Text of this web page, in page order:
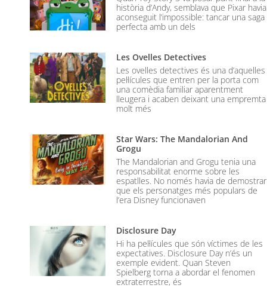
història d’Andy, semblava que Pixar havia
aconseguit l’impossible: tancar una saga
perfecta amb un dels
Les Ovelles Detectives
Les ovelles detectives és una d’aquelles
pel·lícules que entren per la porta com
una comèdia familiar aparentment
lleugera i acaben deixant una empremta
molt més
Star Wars: The Mandalorian And
Grogu
The Mandalorian and Grogu tenia una
responsabilitat enorme sobre les
espatlles. No només havia de demostrar
que els personatges més populars de
l’era Disney funcionaven
Disclosure Day
Hi ha pel·lícules que són víctimes de les
expectatives. Disclosure Day n’és un
exemple evident. Quan Steven
Spielberg torna a abordar el fenomen
extraterrestre, és